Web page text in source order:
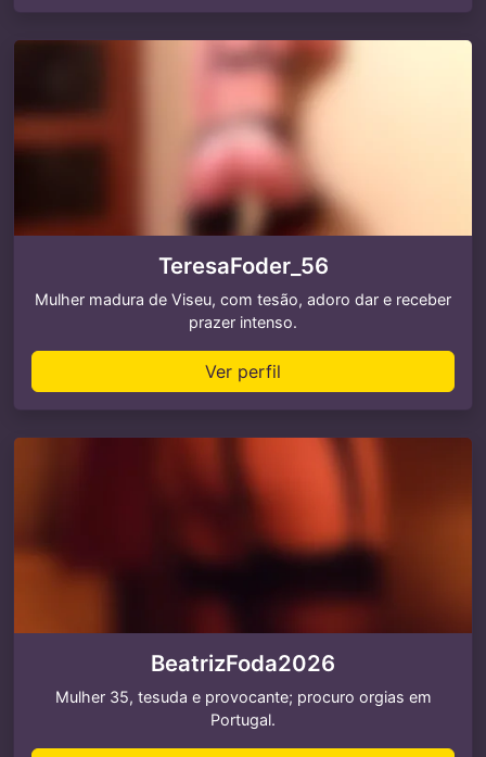
TeresaFoder_56
Mulher madura de Viseu, com tesão, adoro dar e receber
prazer intenso.
Ver perfil
BeatrizFoda2026
Mulher 35, tesuda e provocante; procuro orgias em
Portugal.